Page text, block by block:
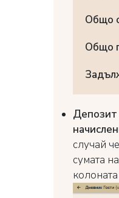
Общо
Общо
Депозит
случай
сумата